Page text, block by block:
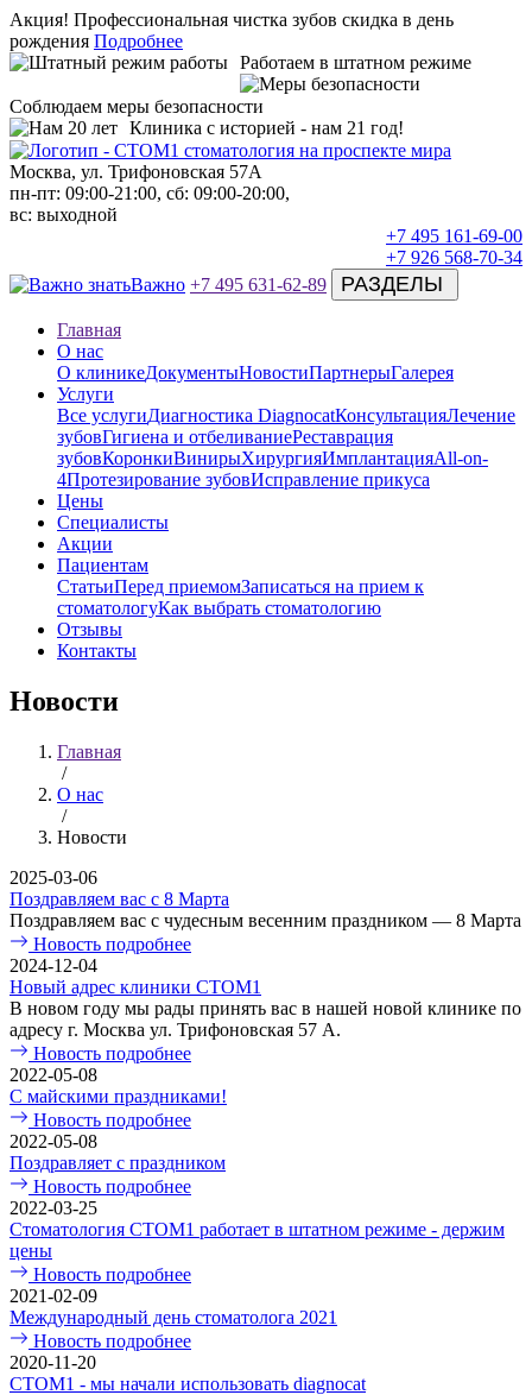
Акция! Профессиональная чистка зубов скидка в день
рождения Подробнее
Работаем в штатном режиме
Соблюдаем меры безопасности
Клиника с историей - нам 21 год!
Москва, ул. Трифоновская 57А
пн-пт: 09:00-21:00, сб: 09:00-20:00,
вс: выходной
+7 495 161-69-00
+7 926 568-70-34
Важно +7 495 631-62-89 РАЗДЕЛЫ
Главная
О нас
О клиникеДокументыНовостиПартнерыГалерея
Услуги
Все услугиДиагностика DiagnocatКонсультацияЛечение
зубовГигиена и отбеливаниеРеставрация
зубовКоронкиВинирыХирургияИмплантацияAll-on-
4Протезирование зубовИсправление прикуса
Цены
Специалисты
Акции
Пациентам
СтатьиПеред приемомЗаписаться на прием к
стоматологуКак выбрать стоматологию
Отзывы
Контакты
Новости
Главная
/
О нас
/
Новости
2025-03-06
Поздравляем вас с 8 Марта
Поздравляем вас с чудесным весенним праздником — 8 Марта
Новость подробнее
2024-12-04
Новый адрес клиники СТОМ1
В новом году мы рады принять вас в нашей новой клинике по
адресу г. Москва ул. Трифоновская 57 А.
Новость подробнее
2022-05-08
С майскими праздниками!
Новость подробнее
2022-05-08
Поздравляет с праздником
Новость подробнее
2022-03-25
Стоматология СТОМ1 работает в штатном режиме - держим
цены
Новость подробнее
2021-02-09
Международный день стоматолога 2021
Новость подробнее
2020-11-20
СТОМ1 - мы начали использовать diagnocat